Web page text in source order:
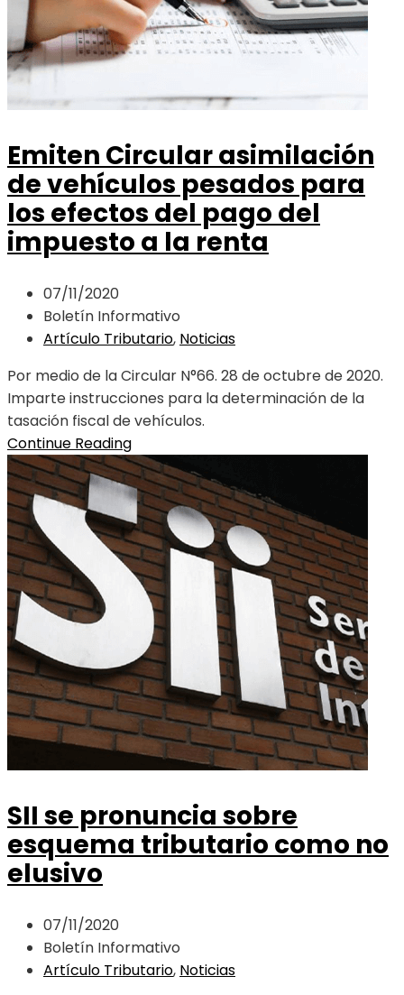
Emiten Circular asimilación
de vehículos pesados para
los efectos del pago del
impuesto a la renta
07/11/2020
Boletín Informativo
Artículo Tributario, Noticias
Por medio de la Circular N°66. 28 de octubre de 2020.
Imparte instrucciones para la determinación de la
tasación fiscal de vehículos.
Continue Reading
SII se pronuncia sobre
esquema tributario como no
elusivo
07/11/2020
Boletín Informativo
Artículo Tributario, Noticias